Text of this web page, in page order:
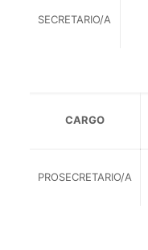
SECRETARIO/A
CARGO
PROSECRETARIO/A